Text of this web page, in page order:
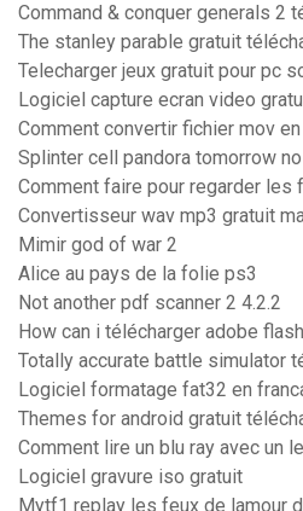
Command & conquer generals 2
The stanley parable gratuit
Telecharger jeux gratuit pour pc
Logiciel capture ecran video
Comment convertir fichier mov
Splinter cell pandora tomorrow
Comment faire pour regarder les
Convertisseur wav mp3 gratuit
Mimir god of war 2
Alice au pays de la folie ps3
Not another pdf scanner 2 4.2.2
How can i télécharger adobe
Totally accurate battle simulator
Logiciel formatage fat32 en
Themes for android gratuit
Comment lire un blu ray avec un
Logiciel gravure iso gratuit
Mytf1 replay les feux de lamour